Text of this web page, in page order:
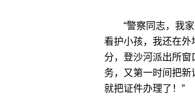
“警察同志，我家
看护小孩，我还在外
分，登沙河派出所
务，又第一时间把新
就把证件办理了！”